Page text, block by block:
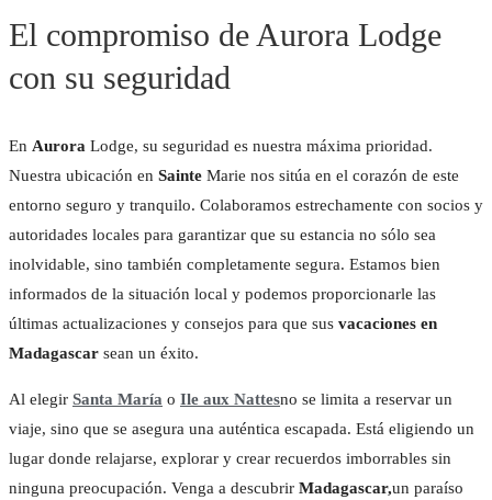
El compromiso de Aurora Lodge
con su seguridad
En Aurora Lodge, su seguridad es nuestra máxima prioridad.
Nuestra ubicación en Sainte Marie nos sitúa en el corazón de este
entorno seguro y tranquilo. Colaboramos estrechamente con socios y
autoridades locales para garantizar que su estancia no sólo sea
inolvidable, sino también completamente segura. Estamos bien
informados de la situación local y podemos proporcionarle las
últimas actualizaciones y consejos para que sus vacaciones en
Madagascar sean un éxito.
Al elegir Santa María o Ile aux Nattesno se limita a reservar un
viaje, sino que se asegura una auténtica escapada. Está eligiendo un
lugar donde relajarse, explorar y crear recuerdos imborrables sin
ninguna preocupación. Venga a descubrir Madagascar,un paraíso